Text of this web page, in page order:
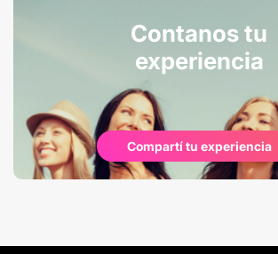
Contanos tu
experiencia
Compartí tu experiencia